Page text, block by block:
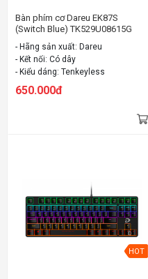
Bàn phím cơ Dareu EK87S
(Switch Blue) TK529U08615G
- Hãng sản xuất: Dareu
- Kết nối: Có dây
- Kiểu dáng: Tenkeyless
- Đèn led: Có
650.000đ
HOT